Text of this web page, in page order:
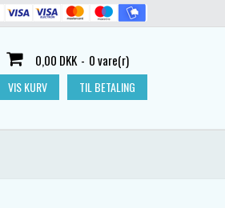
0,00 DKK - 0 vare(r)
VIS KURV TIL BETALING